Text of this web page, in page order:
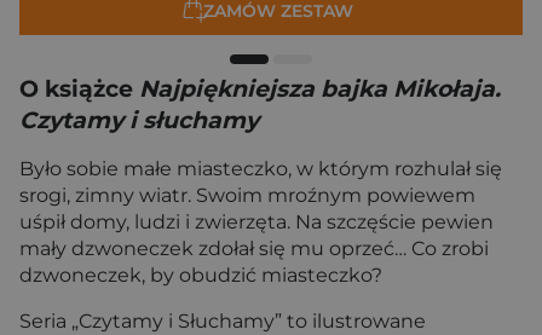
ZAMÓW ZESTAW
O książce Najpiękniejsza bajka Mikołaja.
Czytamy i słuchamy
Było sobie małe miasteczko, w którym rozhulał się
srogi, zimny wiatr. Swoim mroźnym powiewem
uśpił domy, ludzi i zwierzęta. Na szczęście pewien
mały dzwoneczek zdołał się mu oprzeć… Co zrobi
dzwoneczek, by obudzić miasteczko?
Seria „Czytamy i Słuchamy” to ilustrowane